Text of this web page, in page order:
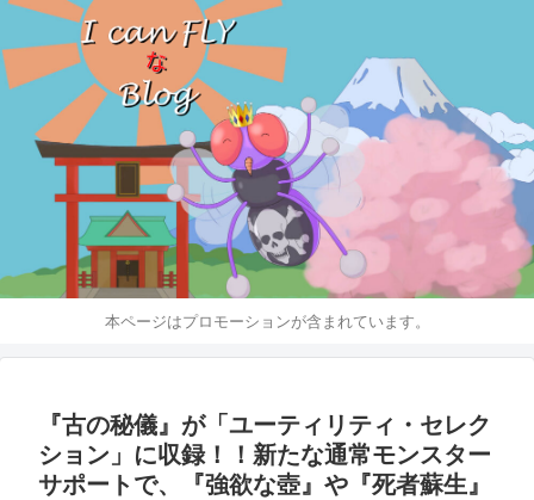
本ページはプロモーションが含まれています。
『古の秘儀』が「ユーティリティ・セレク
ション」に収録！！新たな通常モンスター
サポートで、『強欲な壺』や『死者蘇生』